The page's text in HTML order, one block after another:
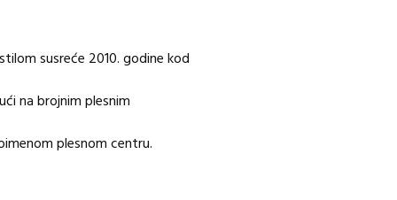
susreće 2010. godine kod
na brojnim plesnim
plesnom centru.